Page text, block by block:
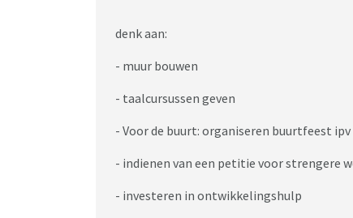
denk aan:
- muur bouwen
- taalcursussen geven
- Voor de buurt: organiseren buurtfeest
- indienen van een petitie voor strengere
- investeren in ontwikkelingshulp